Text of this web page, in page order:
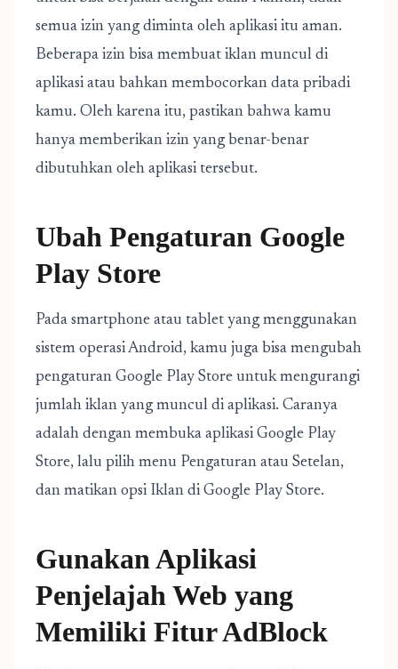
semua izin yang diminta oleh aplikasi itu aman.
Beberapa izin bisa membuat iklan muncul di
aplikasi atau bahkan membocorkan data pribadi
kamu. Oleh karena itu, pastikan bahwa kamu
hanya memberikan izin yang benar-benar
dibutuhkan oleh aplikasi tersebut.
Ubah Pengaturan Google
Play Store
Pada smartphone atau tablet yang menggunakan
sistem operasi Android, kamu juga bisa mengubah
pengaturan Google Play Store untuk mengurangi
jumlah iklan yang muncul di aplikasi. Caranya
adalah dengan membuka aplikasi Google Play
Store, lalu pilih menu Pengaturan atau Setelan,
dan matikan opsi Iklan di Google Play Store.
Gunakan Aplikasi
Penjelajah Web yang
Memiliki Fitur AdBlock